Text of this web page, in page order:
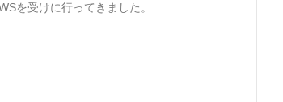
を受けに行ってきました。